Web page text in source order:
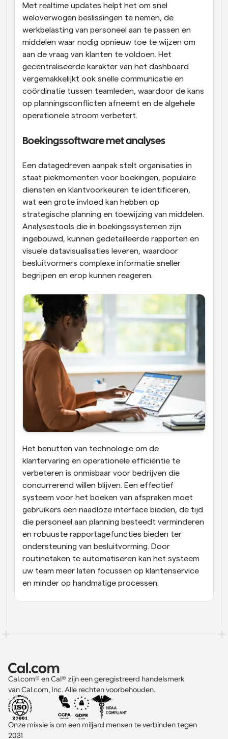
Met realtime updates helpt het om snel
weloverwogen beslissingen te nemen, de
werkbelasting van personeel aan te passen en
middelen waar nodig opnieuw toe te wijzen om
aan de vraag van klanten te voldoen. Het
gecentraliseerde karakter van het dashboard
vergemakkelijkt ook snelle communicatie en
coördinatie tussen teamleden, waardoor de kans
op planningsconflicten afneemt en de algehele
operationele stroom verbetert.
Boekingssoftware met analyses
Een datagedreven aanpak stelt organisaties in
staat piekmomenten voor boekingen, populaire
diensten en klantvoorkeuren te identificeren,
wat een grote invloed kan hebben op
strategische planning en toewijzing van middelen.
Analysestools die in boekingssystemen zijn
ingebouwd, kunnen gedetailleerde rapporten en
visuele datavisualisaties leveren, waardoor
besluitvormers complexe informatie sneller
begrijpen en erop kunnen reageren.
Het benutten van technologie om de
klantervaring en operationele efficiëntie te
verbeteren is onmisbaar voor bedrijven die
concurrerend willen blijven. Een effectief
systeem voor het boeken van afspraken moet
gebruikers een naadloze interface bieden, de tijd
die personeel aan planning besteedt verminderen
en robuuste rapportagefuncties bieden ter
ondersteuning van besluitvorming. Door
routinetaken te automatiseren kan het systeem
uw team meer laten focussen op klantenservice
en minder op handmatige processen.
Cal.com® en Cal® zijn een geregistreerd handelsmerk
van Cal.com, Inc. Alle rechten voorbehouden.
Onze missie is om een miljard mensen te verbinden tegen
2031